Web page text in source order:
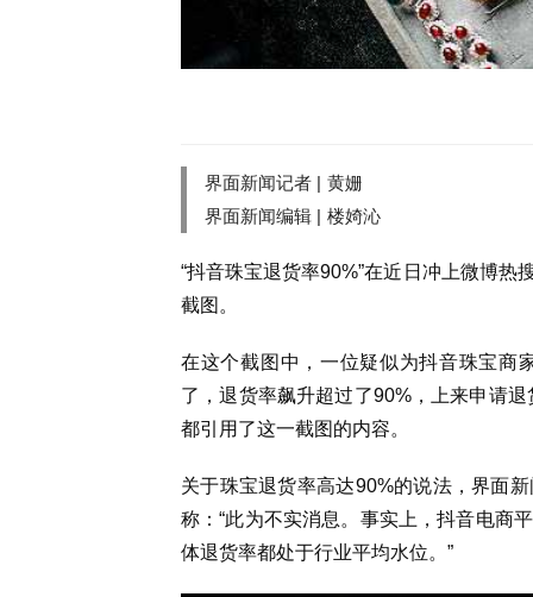
界面新闻记者 | 黄姗
界面新闻编辑 | 楼婍沁
“抖音珠宝退货率90%”在近日冲上微博热
截图。
在这个截图中，一位疑似为抖音珠宝商
了，退货率飙升超过了90%，上来申请退
都引用了这一截图的内容。
关于珠宝退货率高达90%的说法，界面
称：“此为不实消息。事实上，抖音电商
体退货率都处于行业平均水位。 ”